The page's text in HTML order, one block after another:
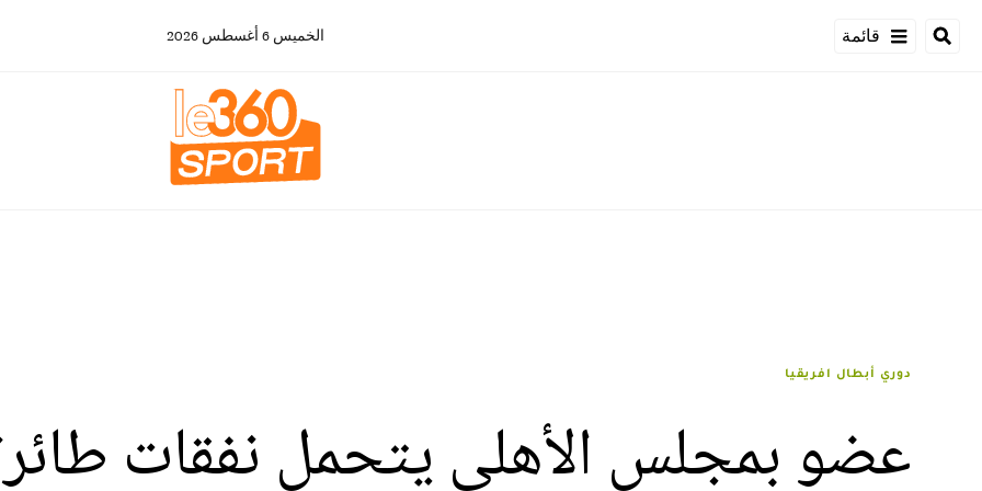
قائمة الخميس 6 أغسطس 2026
دوري أبطال افريقيا
عضو بمجلس الأهلي يتحمل نفقات